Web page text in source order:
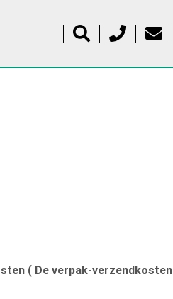
( De verpak-verzendkosten